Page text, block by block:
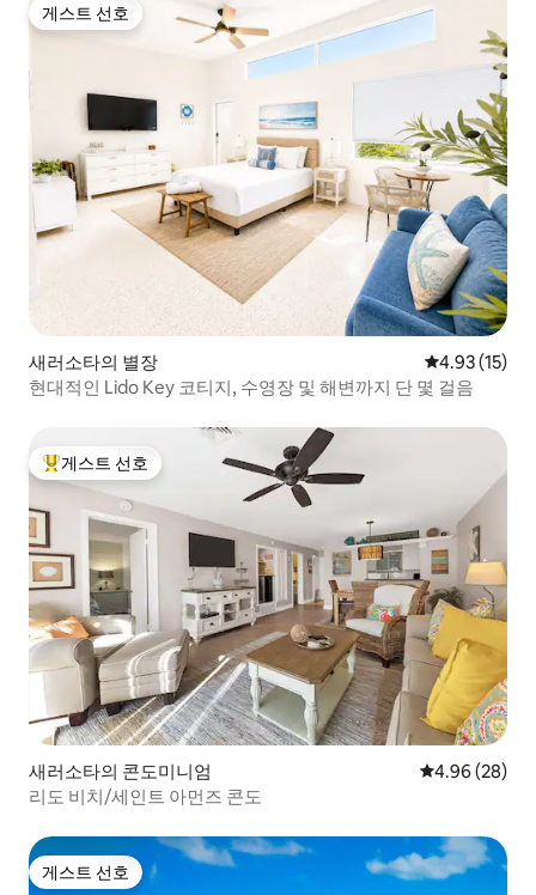
게스트 선호
게스트 선호
새러소타의 별장 평점 4.93점
4.93 (15)
현대적인 Lido Key 코티지, 수영장 및 해변까지 단 몇 걸음
상위 게스트 선호
게스트 선호
새러소타의 콘도미니엄 평점 4.96점(5
4.96 (28)
리도 비치/세인트 아먼즈 콘도
게스트 선호
게스트 선호